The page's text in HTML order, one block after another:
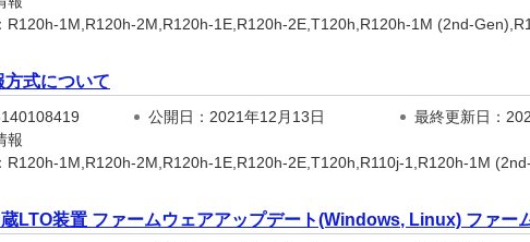
R120h-1M,R120h-2M,R120h-1E,R120h-2E,T120h,R120h-1M (2nd-
方式について
公開日：2021年12月13日
最終更新日：
報
R120h-1M,R120h-2M,R120h-1E,R120h-2E,T120h,R110j-1,R120h-1M (2nd-
LTO装置 ファームウェアアップデート(Windows, Linux) ファー